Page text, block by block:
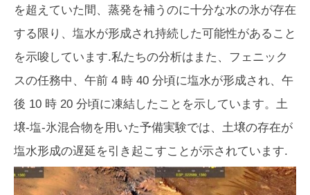
を超えていた間、蒸発を補うのに十分な水の氷が存在
する限り、塩水が形成され持続した可能性があること
を示唆しています.私たちの分析はまた、フェニック
スの任務中、午前 4 時 40 分頃に塩水が形成され、午
後 10 時 20 分頃に凍結したことを示しています。土
壌-塩-氷混合物を用いた予備実験では、土壌の存在が
塩水形成の遅延を引き起こすことが示されています.